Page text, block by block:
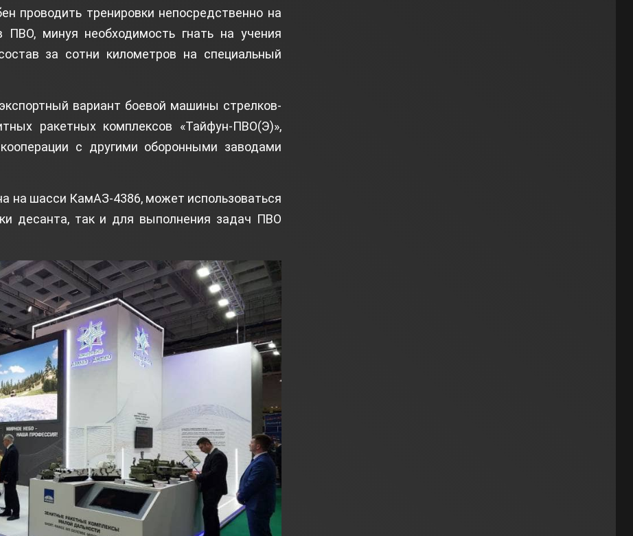
проводить тренировки непосредственно на
ПВО, минуя необходимость гнать на учения
за сотни километров на специальный
вариант боевой машины стрелков-
ракетных комплексов «Тайфун-ПВО(Э)»,
с другими оборонными заводами
на шасси КамАЗ-4386, может использоваться
десанта, так и для выполнения задач ПВО